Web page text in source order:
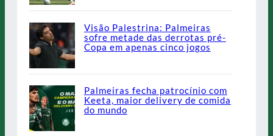
Visão Palestrina: Palmeiras
sofre metade das derrotas pré-
Copa em apenas cinco jogos
Palmeiras fecha patrocínio com
Keeta, maior delivery de comida
do mundo